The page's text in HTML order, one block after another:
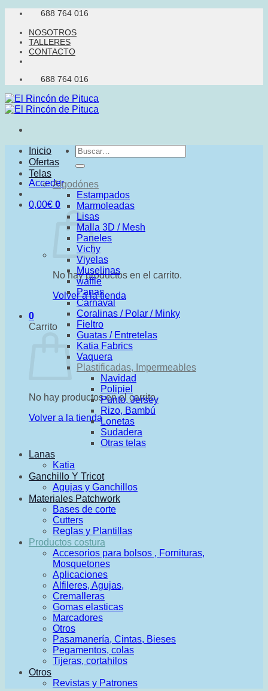
Saltar
contenido
688 764 016
NOSOTROS
TALLERES
CONTACTO
688 764 016
Buscar
por:
Acceder
0,00€ 0
No hay productos en el carrito.
Volver a la tienda
0
Carrito
No hay productos en el carrito.
Volver a la tienda
Inicio
Ofertas
Telas
Algodónes
Estampados
Marmoleadas
Lisas
Malla 3D / Mesh
Paneles
Vichy
Viyelas
Muselinas
waffle
Panas
Carnaval
Coralinas / Polar / Minky
Fieltro
Guatas / Entretelas
Katia Fabrics
Vaquera
Plastificadas, Impermeables
Navidad
Polipiel
Punto, Jersey
Rizo, Bambú
Lonetas
Sudadera
Otras telas
Lanas
Katia
Ganchillo Y Tricot
Agujas y Ganchillos
Materiales Patchwork
Bases de corte
Cutters
Reglas y Plantillas
Productos costura
Accesorios para bolsos , Fornituras,
Mosquetones
Aplicaciones
Alfileres, Agujas,
Cremalleras
Gomas elasticas
Marcadores
Otros
Pasamanería, Cintas, Bieses
Pegamentos, colas
Tijeras, cortahilos
Otros
Revistas y Patrones